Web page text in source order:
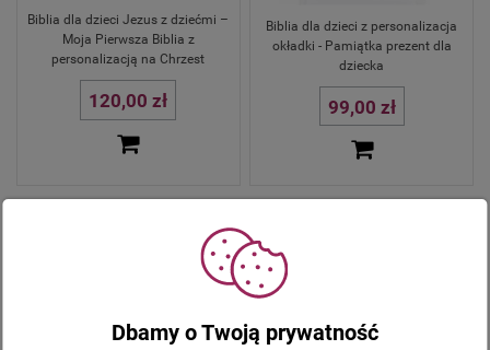
Biblia dla dzieci Jezus z dziećmi –
Moja Pierwsza Biblia z
personalizacją na Chrzest
120,00 zł
Biblia dla dzieci z personalizacja
okładki - Pamiątka prezent dla
dziecka
99,00 zł
Dbamy o Twoją prywatność